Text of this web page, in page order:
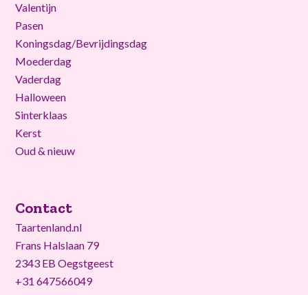
Valentijn
Pasen
Koningsdag/Bevrijdingsdag
Moederdag
Vaderdag
Halloween
Sinterklaas
Kerst
Oud & nieuw
Contact
Taartenland.nl
Frans Halslaan 79
2343 EB Oegstgeest
+31 647566049